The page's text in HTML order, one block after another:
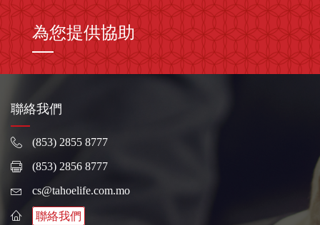
為您提供協助
聯絡我們
(853) 2855 8777
(853) 2856 8777
cs@tahoelife.com.mo
聯絡我們